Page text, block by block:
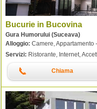
Bucurie in Bucovina
Gura Humorului (Suceava)
Alloggio: Camere, Appartamento
Servizi: Ristorante, Internet,
Chiama